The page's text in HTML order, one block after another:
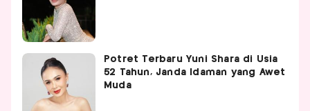
Potret Terbaru Yuni Shara di Usia
52 Tahun, Janda Idaman yang Awet
Muda